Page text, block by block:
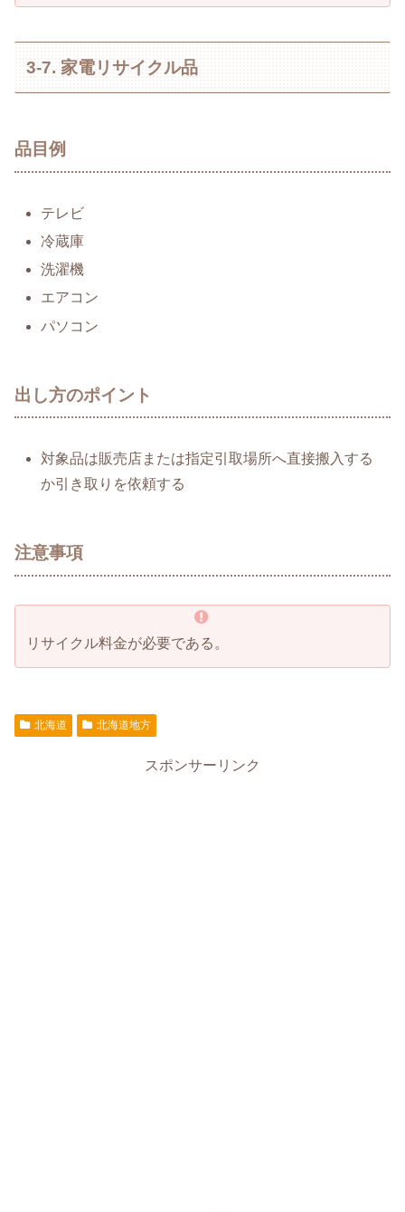
3-7. 家電リサイクル品
品目例
テレビ
冷蔵庫
洗濯機
エアコン
パソコン
出し方のポイント
対象品は販売店または指定引取場所へ直接搬入する
か引き取りを依頼する
注意事項
リサイクル料金が必要である。
北海道 北海道地方
スポンサーリンク